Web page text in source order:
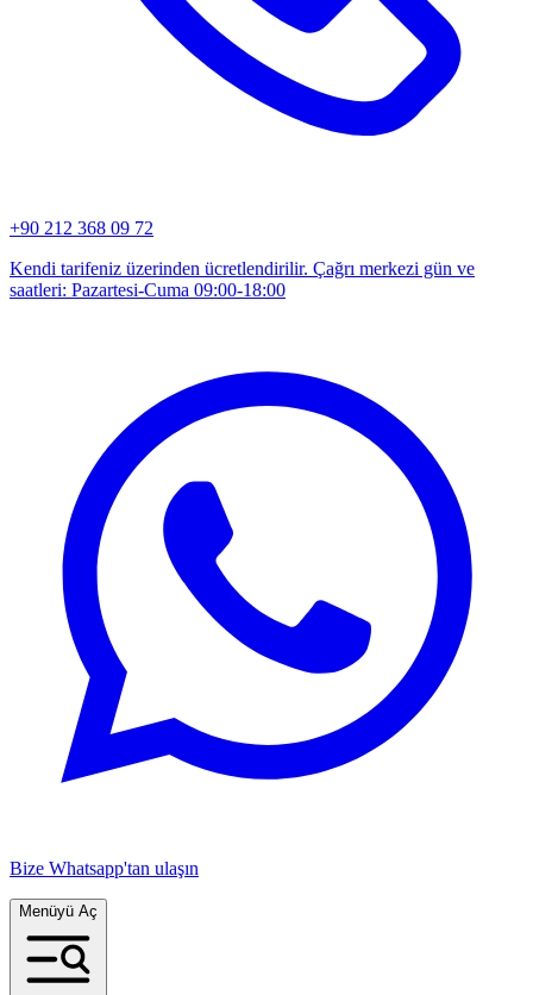
+90 212 368 09 72
Kendi tarifeniz üzerinden ücretlendirilir. Çağrı merkezi gün ve
saatleri: Pazartesi-Cuma 09:00-18:00
Bize Whatsapp'tan ulaşın
Menüyü Aç